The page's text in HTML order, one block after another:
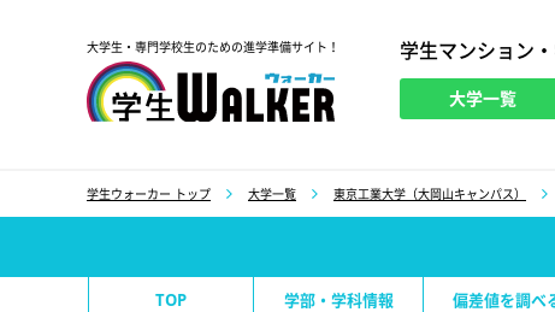
大学生・専門学校生のための進学準備サイト！ 学生マンション
大学一覧
学生ウォーカー トップ 大学一覧 東京工業大学（大岡山キャンパス）
TOP 学部・学科情報 偏差値を調べ